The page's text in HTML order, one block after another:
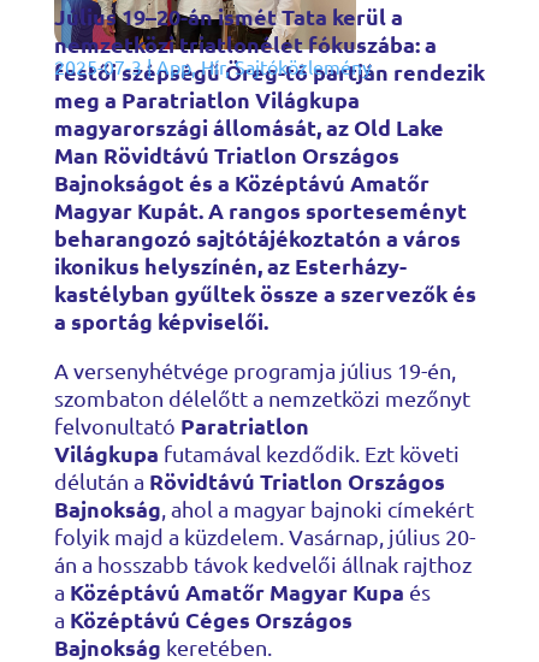
2025-07-3|App,Hír,Sajtóközlemény
Július 19–20-án ismét Tata kerül a
nemzetközi triatlonélet fókuszába: a
festői szépségű Öreg-tó partján rendezik
meg a Paratriatlon Világkupa
magyarországi állomását, az Old Lake
Man Rövidtávú Triatlon Országos
Bajnokságot és a Középtávú Amatőr
Magyar Kupát. A rangos sporteseményt
beharangozó sajtótájékoztatón a város
ikonikus helyszínén, az Esterházy-
kastélyban gyűltek össze a szervezők és
a sportág képviselői.
A versenyhétvége programja július 19-én,
szombaton délelőtt a nemzetközi mezőnyt
felvonultató Paratriatlon
Világkupa futamával kezdődik. Ezt követi
délután a Rövidtávú Triatlon Országos
Bajnokság , ahol a magyar bajnoki címekért
folyik majd a küzdelem. Vasárnap, július 20-
án a hosszabb távok kedvelői állnak rajthoz
a Középtávú Amatőr Magyar Kupa és
a Középtávú Céges Országos
Bajnokság keretében.